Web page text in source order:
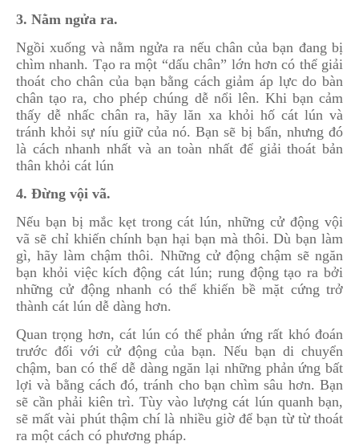
3. Nằm ngửa ra.
Ngồi xuống và nằm ngửa ra nếu chân của bạn đang bị
chìm nhanh. Tạo ra một “dấu chân” lớn hơn có thể giải
thoát cho chân của bạn bằng cách giảm áp lực do bàn
chân tạo ra, cho phép chúng dễ nổi lên. Khi bạn cảm
thấy dễ nhấc chân ra, hãy lăn xa khỏi hố cát lún và
tránh khỏi sự níu giữ của nó. Bạn sẽ bị bẩn, nhưng đó
là cách nhanh nhất và an toàn nhất để giải thoát bản
thân khỏi cát lún
4. Đừng vội vã.
Nếu bạn bị mắc kẹt trong cát lún, những cử động vội
vã sẽ chỉ khiến chính bạn hại bạn mà thôi. Dù bạn làm
gì, hãy làm chậm thôi. Những cử động chậm sẽ ngăn
bạn khỏi việc kích động cát lún; rung động tạo ra bởi
những cử động nhanh có thể khiến bề mặt cứng trở
thành cát lún dễ dàng hơn.
Quan trọng hơn, cát lún có thể phản ứng rất khó đoán
trước đối với cử động của bạn. Nếu bạn di chuyển
chậm, ban có thể dễ dàng ngăn lại những phản ứng bất
lợi và bằng cách đó, tránh cho bạn chìm sâu hơn. Bạn
sẽ cần phải kiên trì. Tùy vào lượng cát lún quanh bạn,
sẽ mất vài phút thậm chí là nhiều giờ để bạn từ từ thoát
ra một cách có phương pháp.